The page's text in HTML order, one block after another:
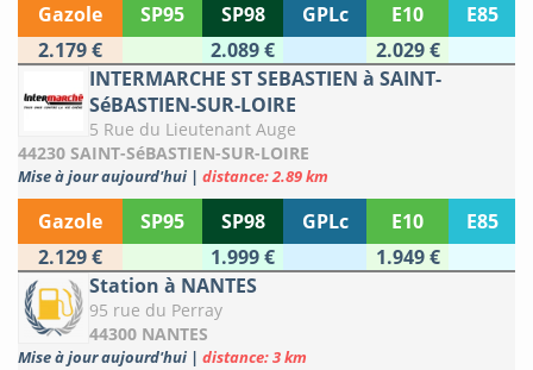
Gazole SP95 SP98 GPLc E10
E85
2.179 €
2.089 €
2.029 €
INTERMARCHE ST SEBASTIEN à SAINT-
SéBASTIEN-SUR-LOIRE
5 Rue du Lieutenant Auge
44230 SAINT-SéBASTIEN-SUR-LOIRE
Mise à jour aujourd'hui | distance: 2.89 km
Gazole SP95 SP98 GPLc E10
E85
2.129 €
1.999 €
1.949 €
Station à NANTES
95 rue du Perray
44300 NANTES
Mise à jour aujourd'hui | distance: 3 km